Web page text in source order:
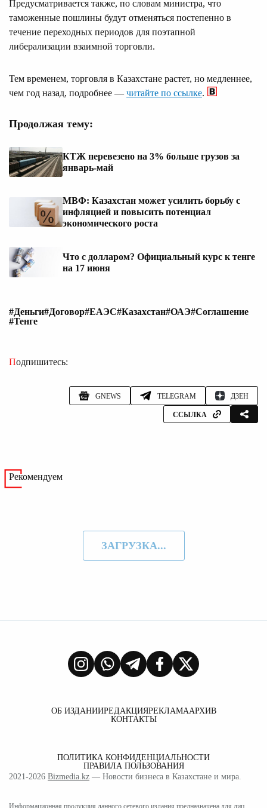
Предусматривается также, по словам министра, что
таможенные пошлины будут отменяться постепенно в
течение переходных периодов для поэтапной
либерализации взаимной торговли.
Тем временем, торговля в Казахстане растет, но медленнее,
чем год назад, подробнее — читайте по ссылке.
Продолжая тему:
КТЖ перевезено на 3% больше грузов за
январь-май
МВФ: Казахстан может усилить борьбу с
инфляцией и повысить потенциал
экономического роста
Что с долларом? Официальный курс к тенге
на 17 июня
#Деньги#Договор#ЕАЭС#Казахстан#ОАЭ#Соглашение
#Тенге
Подпишитесь:
GNEWS TELEGRAM ДЗЕН
ССЫЛКА
Рекомендуем
ЗАГРУЗКА...
ОБ ИЗДАНИИРЕДАКЦИЯРЕКЛАМААРХИВ
КОНТАКТЫ
ПОЛИТИКА КОНФИДЕНЦИАЛЬНОСТИ
ПРАВИЛА ПОЛЬЗОВАНИЯ
2021-2026 Bizmedia.kz — Новости бизнеса в Казахстане и мира.
Информационная продукция данного сетевого издания предназначена для лиц,